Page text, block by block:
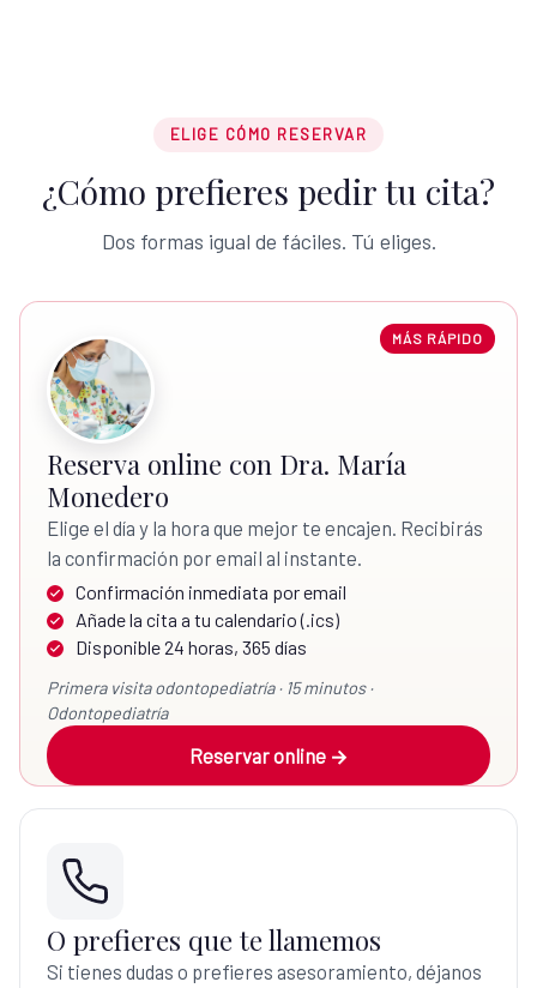
ELIGE CÓMO RESERVAR
¿Cómo prefieres pedir tu cita?
Dos formas igual de fáciles. Tú eliges.
MÁS RÁPIDO
Reserva online con Dra. María
Monedero
Elige el día y la hora que mejor te encajen. Recibirás
la confirmación por email al instante.
Confirmación inmediata por email
Añade la cita a tu calendario (.ics)
Disponible 24 horas, 365 días
Primera visita odontopediatría · 15 minutos ·
Odontopediatría
Reservar online →
O prefieres que te llamemos
Si tienes dudas o prefieres asesoramiento, déjanos